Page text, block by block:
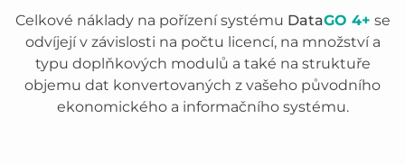
Celkové náklady na pořízení systému DataGO 4+ se
odvíjejí v závislosti na počtu licencí, na množství a
typu doplňkových modulů a také na struktuře
objemu dat konvertovaných z vašeho původního
ekonomického a informačního systému.